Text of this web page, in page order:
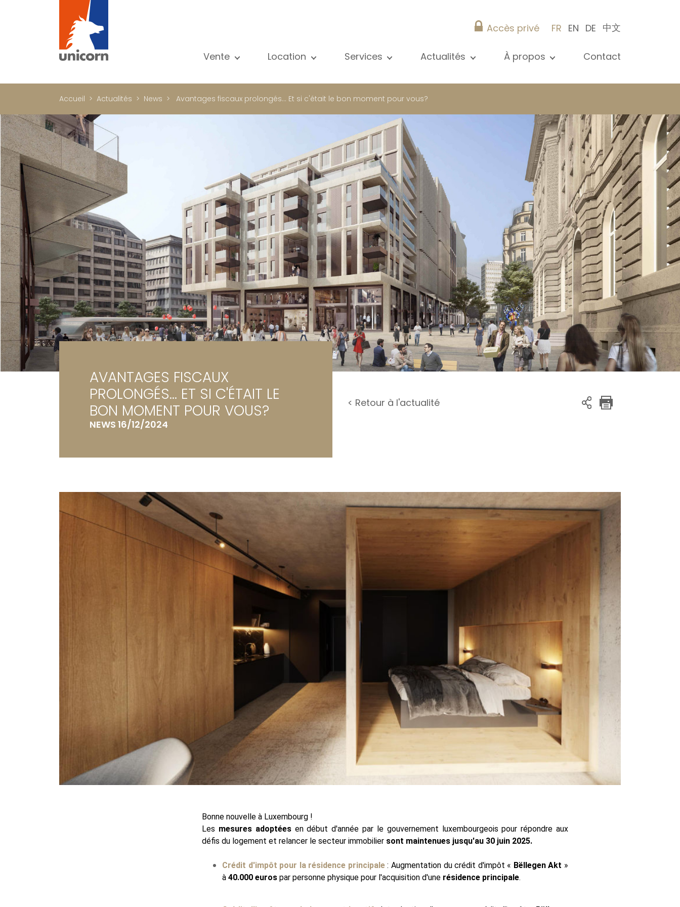
Accès privé FR EN DE 中文
Vente
Immeuble de rapport
Bureau
Commerce
Garage / Parking
Terrain
Location
International
Bureau
Commerce
Garage / Parking
Services
Recherche
Accès privé
Gestion locative
Gérance d'immeubles / syndic
Actualités
À propos
Conseils pratiques
Carrière
Contact
Accueil Actualités News Avantages fiscaux prolongés... Et si c'était le bon moment pour vous?
AVANTAGES FISCAUX
PROLONGÉS... ET SI C'ÉTAIT LE
BON MOMENT POUR VOUS?
NEWS 16/12/2024
< Retour à l'actualité
Bonne nouvelle à Luxembourg !
Les mesures adoptéesen début d'année par le gouvernement luxembourgeois pour répondre aux
défis du logement et relancer le secteur immobilier sont maintenues jusqu'au 30 juin 2025.
Crédit d'impôt pour la résidence principale: Augmentation du crédit d'impôt « Bëllegen Akt »
à 40.000 euros par personne physique pour l'acquisition d'une résidence principale.